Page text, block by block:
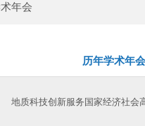
年会
历年学术年会
地质科技创新服务国家经济社会